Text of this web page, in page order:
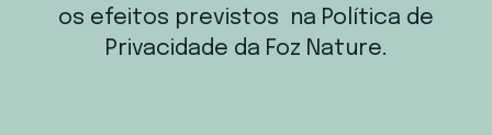
os efeitos previstos na Política de
Privacidade da Foz Nature.